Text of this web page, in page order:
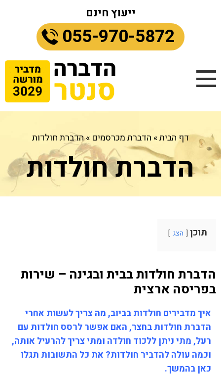
ייעוץ חינם
055-970-5872
דף הבית» הדברת מכרסמים »הדברת חולדות
הדברת חולדות
תוכן הצג
הדברת חולדות בבית ובגינה – שירות
בפריסה ארצית
איך מדבירים חולדות בביוב, מה צריך לעשות אחרי
הדברת חולדות בחצר, האם אפשר לרסס חולדות עם
רעל, מתי ניתן ללכוד חולדה ומתי צריך להרעיל אותה,
וכמה עולה להדביר חולדות? את כל התשובות תגלו
כאן בהמשך.